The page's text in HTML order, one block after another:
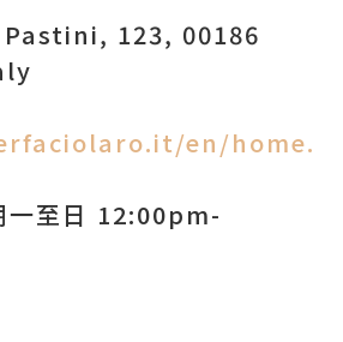
123, 00186
en/home.
一至日 12:00pm-